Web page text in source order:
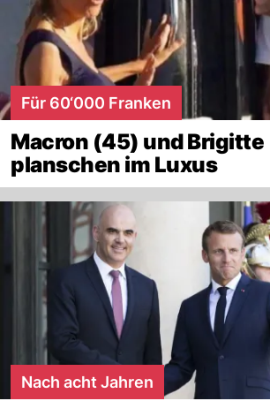
Für 60‘000 Franken
Macron (45) und
planschen im Luxus
Nach acht Jahren